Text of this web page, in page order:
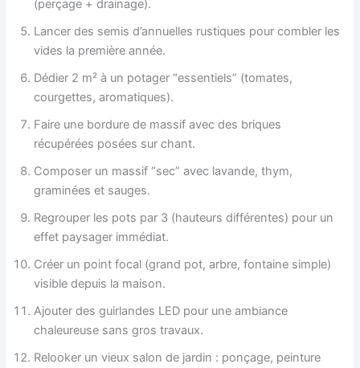
(perçage + drainage).
Lancer des semis d’annuelles rustiques pour combler les
vides la première année.
Dédier 2 m² à un potager “essentiels” (tomates,
courgettes, aromatiques).
Faire une bordure de massif avec des briques
récupérées posées sur chant.
Composer un massif “sec” avec lavande, thym,
graminées et sauges.
Regrouper les pots par 3 (hauteurs différentes) pour un
effet paysager immédiat.
Créer un point focal (grand pot, arbre, fontaine simple)
visible depuis la maison.
Ajouter des guirlandes LED pour une ambiance
chaleureuse sans gros travaux.
Relooker un vieux salon de jardin : ponçage, peinture